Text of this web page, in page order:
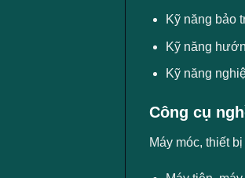
Kỹ năng bảo
Kỹ năng
Kỹ năng
Công cụ
Máy móc, thiết bị